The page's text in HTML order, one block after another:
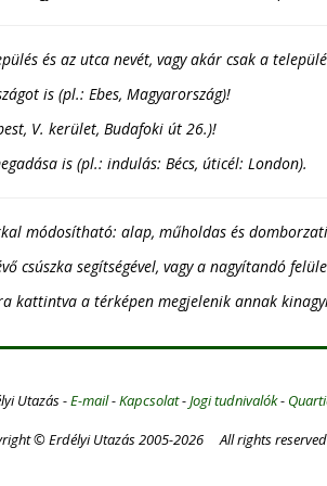
és az utca nevét, vagy akár csak a
is (pl.: Ebes, Magyarország)!
V. kerület, Budafoki út 26.)!
is (pl.: indulás: Bécs, úticél: London).
módosítható: alap, műholdas és
csúszka segítségével, vagy a nagyítandó
kattintva a térképen megjelenik annak
Utazás -E-mail-Kapcsolat-Jogi tudnivalók-
© Erdélyi Utazás 2005-2026 All rights